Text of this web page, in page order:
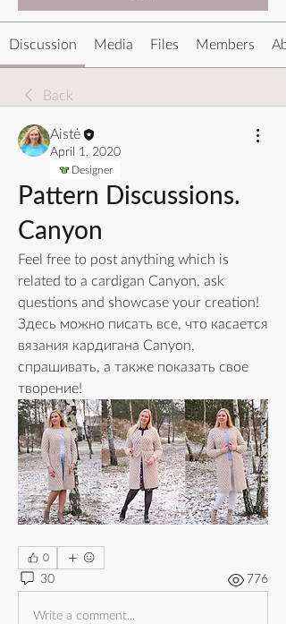
Discussion Media Files Members
Back
Aistė
April 1, 2020
Designer
Pattern Discussions.
Canyon
Feel free to post anything which is
related to a cardigan Canyon, ask
questions and showcase your creation!
Здесь можно писать все, что касается
вязания кардигана Canyon,
спрашивать, а также показать свое
творение!
0
30 776
Write a comment...